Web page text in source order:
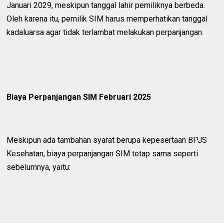
Januari 2029, meskipun tanggal lahir pemiliknya berbeda.
Oleh karena itu, pemilik SIM harus memperhatikan tanggal
kadaluarsa agar tidak terlambat melakukan perpanjangan.
Biaya Perpanjangan SIM Februari 2025
Meskipun ada tambahan syarat berupa kepesertaan BPJS
Kesehatan, biaya perpanjangan SIM tetap sama seperti
sebelumnya, yaitu: